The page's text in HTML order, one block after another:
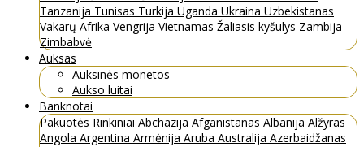
Tanzanija Tunisas Turkija Uganda Ukraina Uzbekistanas
Vakarų Afrika Vengrija Vietnamas Žaliasis kyšulys Zambija
Zimbabvė
Auksas
Auksinės monetos
Aukso luitai
Banknotai
Pakuotės Rinkiniai Abchazija Afganistanas Albanija Alžyras
Angola Argentina Armėnija Aruba Australija Azerbaidžanas